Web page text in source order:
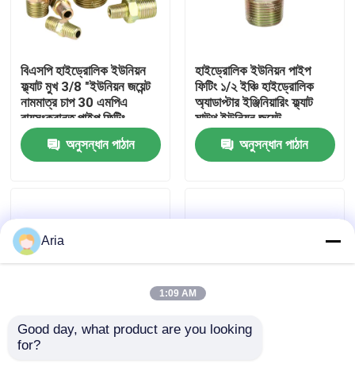
ভিডিও
আমাদের সম্বন্ধে
কারখানা পরিদর্শন
আমাদের সাথে যোগাযোগ
একটি উদ্ধৃতি অনুরোধ করুন
বিএসপি হাইড্রোলিক ইউনিয়ন
ফ্ল্যাট মুখ 3/8 "ইউনিয়ন জয়েন্ট
নামমাত্র চাপ 30 এমপিএ
বায়ুসংক্রান্ত পাইপ ফিটিং
অনুসন্ধান পাঠান
হাইড্রোলিক ইউনিয়ন পাইপ
ফিটিং ১/২ ইঞ্চি হাইড্রোলিক
অ্যাডাপ্টার ইঞ্জিনিয়ারিং ফ্ল্যাট
মাউথ ইউনিয়ন জয়েন্ট
অনুসন্ধান পাঠান
3/4 ইঞ্চি বিএসপি থ্রেড
Aria
1:09 AM
Good day, what product are you looking
for?